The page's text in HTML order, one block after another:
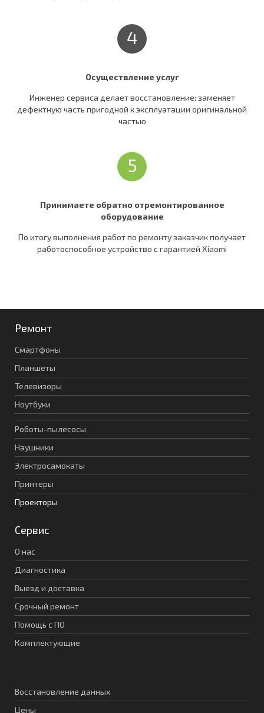
4
Осуществление услуг
Инженер сервиса делает восстановление: заменяет
дефектную часть пригодной к эксплуатации оригинальной
частью
5
Принимаете обратно отремонтированное
оборудование
По итогу выполнения работ по ремонту заказчик получает
работоспособное устройство c гарантией Xiaomi
Ремонт
Смартфоны
Планшеты
Телевизоры
Ноутбуки
Роботы-пылесосы
Наушники
Электросамокаты
Принтеры
Проекторы
Сервис
О нас
Диагностика
Выезд и доставка
Срочный ремонт
Помощь с ПО
Комплектующие
Восстановление данных
Цены